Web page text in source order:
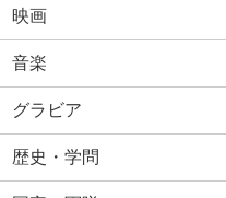
映画
音楽
グラビア
歴史・学問